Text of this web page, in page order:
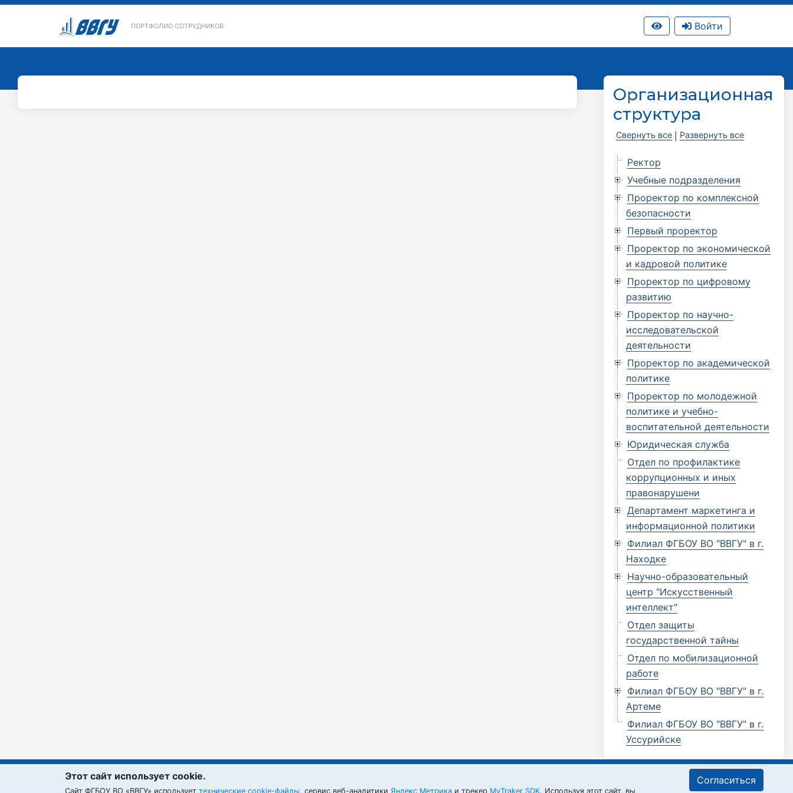
ПОРТФОЛИО СОТРУДНИКОВ Войти
Организационная
структура
Свернуть все Развернуть все
Ректор
Учебные подразделения
Проректор по комплексной
безопасности
Первый проректор
Проректор по экономической
и кадровой политике
Проректор по цифровому
развитию
Проректор по научно-
исследовательской
деятельности
Проректор по академической
политике
Проректор по молодежной
политике и учебно-
воспитательной деятельности
Юридическая служба
Отдел по профилактике
коррупционных и иных
правонарушени
Департамент маркетинга и
информационной политики
Филиал ФГБОУ ВО "ВВГУ" в г.
Находке
Научно-образовательный
центр "Искусственный
интеллект"
Отдел защиты
государственной тайны
Отдел по мобилизационной
работе
Филиал ФГБОУ ВО "ВВГУ" в г.
Артеме
Филиал ФГБОУ ВО "ВВГУ" в г.
Уссурийске
Этот сайт использует cookie.
Cайт ФГБОУ ВО «ВВГУ» использует технические cookie-файлы, сервис веб-аналитики Яндекс Метрика и трекер MyTraker SDK. Используя этот сайт, вы
Согласиться